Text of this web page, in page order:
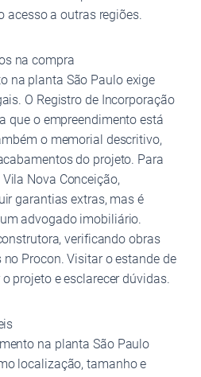
acesso a outras regiões.
na compra
na planta São Paulo exige
O Registro de Incorporação
que o empreendimento está
o memorial descritivo,
do projeto. Para
Nova Conceição,
garantias extras, mas é
advogado imobiliário.
verificando obras
Procon. Visitar o estande de
projeto e esclarecer dúvidas.
na planta São Paulo
localização, tamanho e